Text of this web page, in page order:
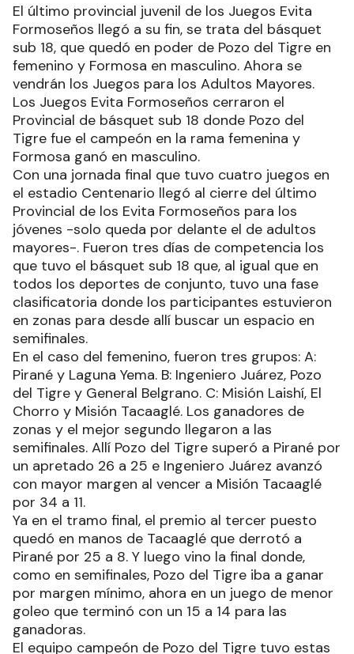
El último provincial juvenil de los Juegos Evita
Formoseños llegó a su fin, se trata del básquet
sub 18, que quedó en poder de Pozo del Tigre en
femenino y Formosa en masculino. Ahora se
vendrán los Juegos para los Adultos Mayores.
Los Juegos Evita Formoseños cerraron el
Provincial de básquet sub 18 donde Pozo del
Tigre fue el campeón en la rama femenina y
Formosa ganó en masculino.
Con una jornada final que tuvo cuatro juegos en
el estadio Centenario llegó al cierre del último
Provincial de los Evita Formoseños para los
jóvenes -solo queda por delante el de adultos
mayores-. Fueron tres días de competencia los
que tuvo el básquet sub 18 que, al igual que en
todos los deportes de conjunto, tuvo una fase
clasificatoria donde los participantes estuvieron
en zonas para desde allí buscar un espacio en
semifinales.
En el caso del femenino, fueron tres grupos: A:
Pirané y Laguna Yema. B: Ingeniero Juárez, Pozo
del Tigre y General Belgrano. C: Misión Laishí, El
Chorro y Misión Tacaaglé. Los ganadores de
zonas y el mejor segundo llegaron a las
semifinales. Allí Pozo del Tigre superó a Pirané por
un apretado 26 a 25 e Ingeniero Juárez avanzó
con mayor margen al vencer a Misión Tacaaglé
por 34 a 11.
Ya en el tramo final, el premio al tercer puesto
quedó en manos de Tacaaglé que derrotó a
Pirané por 25 a 8. Y luego vino la final donde,
como en semifinales, Pozo del Tigre iba a ganar
por margen mínimo, ahora en un juego de menor
goleo que terminó con un 15 a 14 para las
ganadoras.
El equipo campeón de Pozo del Tigre tuvo estas